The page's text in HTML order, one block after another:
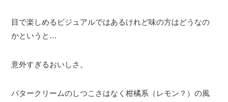
目で楽しめるビジュアルではあるけれど味の方はどうなの
かというと…
意外すぎるおいしさ。
バタークリームのしつこさはなく柑橘系（レモン？）の風